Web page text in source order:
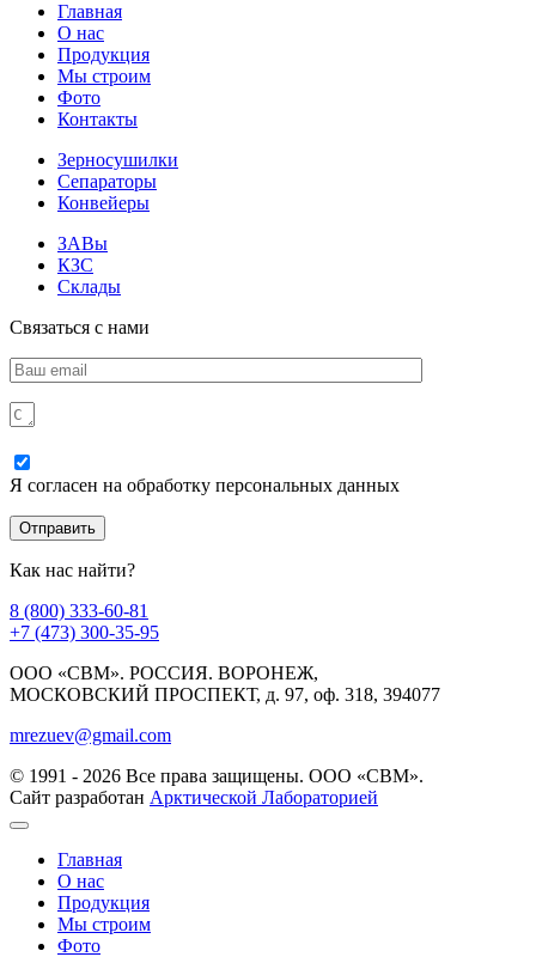
Главная
О нас
Продукция
Мы строим
Фото
Контакты
Зерносушилки
Сепараторы
Конвейеры
ЗАВы
КЗС
Склады
Связаться с нами
Я согласен на обработку персональных данных
Как нас найти?
8 (800) 333-60-81
+7 (473) 300-35-95
ООО «СВМ». РОССИЯ. ВОРОНЕЖ,
МОСКОВСКИЙ ПРОСПЕКТ, д. 97, оф. 318, 394077
mrezuev@gmail.com
© 1991 - 2026 Все права защищены. ООО «СВМ».
Сайт разработан Арктической Лабораторией
Главная
О нас
Продукция
Мы строим
Фото